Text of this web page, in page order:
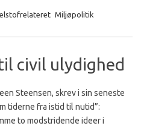
Miljøpolitik
civil ulydighed
Steensen, skrev i sin seneste
tiderne fra istid til nutid”:
to modstridende ideer i